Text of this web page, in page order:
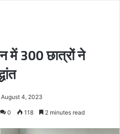
300 छात्रों ने
August 4, 2023
0 118 2 minutes read